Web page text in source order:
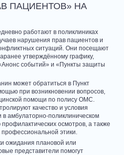
ПАЦИЕНТОВ» НА
работают в поликлиниках
нарушения прав пациентов и
ситуаций. Они посещают
утверждённому графику,
событий» и «Пункты защиты
может обратиться в Пункт
при возникновении вопросов,
помощи по полису ОМС.
качество и условия
амбулаторно-поликлиническом
осмотров, а также
этики.
ожидания плановой или
представители помогут